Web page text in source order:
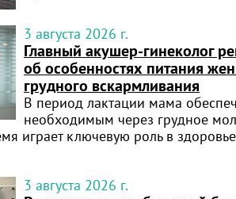
3 августа 2026 г.
Главный акушер-гинеколог
об особенностях питания
грудного вскармливания
В период лактации мама
необходимым через грудное
играет ключевую роль в
3 августа 2026 г.